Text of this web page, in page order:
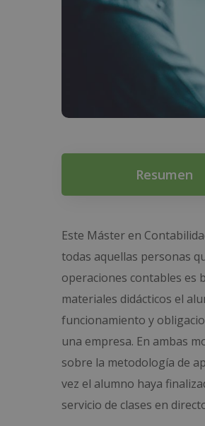
Resumen
Este Máster en
todas aquellas personas
operaciones contables es
materiales didácticos el
funcionamiento y
una empresa. En ambas
sobre la metodología de
vez el alumno haya
servicio de clases en